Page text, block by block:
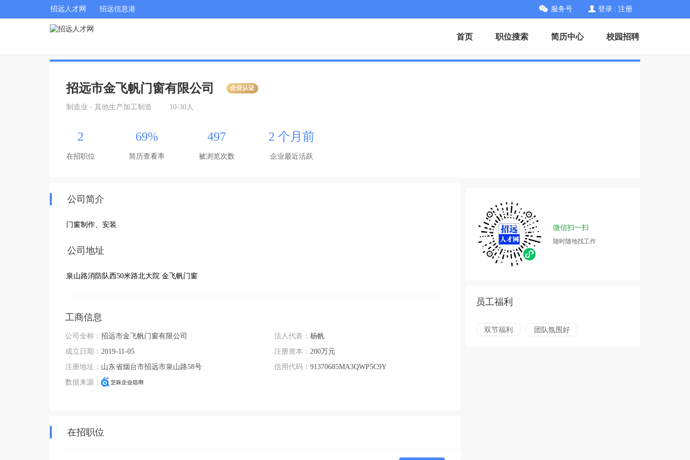
招远人才网 招远信息港 服务号 登录 注册
首页 职位搜索 简历中心 校园招聘
招远市金飞帆门窗有限公司 企业认证
制造业 - 其他生产加工制造 10-30人
2
在招职位
69%
简历查看率
497
被浏览次数
2 个月前
企业最近活跃
公司简介
门窗制作、安装
公司地址
泉山路消防队西50米路北大院 金飞帆门窗
工商信息
公司全称： 招远市金飞帆门窗有限公司
成立日期： 2019-11-05
注册地址： 山东省烟台市招远市泉山路58号
数据来源：
法人代表： 杨帆
注册资本： 200万元
信用代码： 91370685MA3QWP5C9Y
在招职位
微信扫一扫
随时随地找工作
员工福利
双节福利 团队氛围好